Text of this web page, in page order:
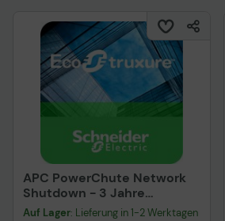
APC PowerChute Network
Shutdown - 3 Jahre
Abonnement-Lizenz
Auf Lager: Lieferung in 1-2 Werktagen